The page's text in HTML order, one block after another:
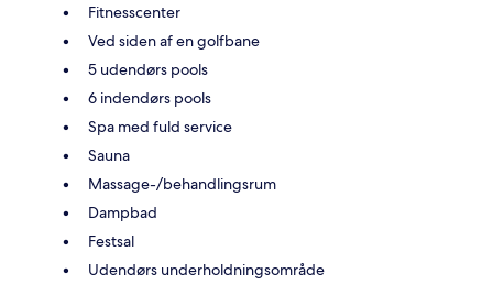
Fitnesscenter
Ved siden af en golfbane
5 udendørs pools
6 indendørs pools
Spa med fuld service
Sauna
Massage-/behandlingsrum
Dampbad
Festsal
Udendørs underholdningsområde